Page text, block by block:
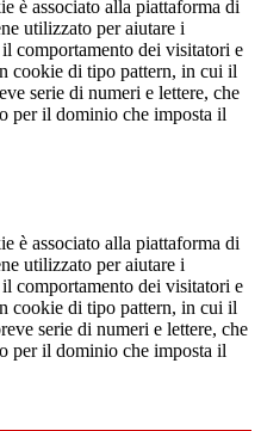
è associato alla piattaforma di
utilizzato per aiutare i
comportamento dei visitatori e
cookie di tipo pattern, in cui il
serie di numeri e lettere, che
per il dominio che imposta il
è associato alla piattaforma di
utilizzato per aiutare i
comportamento dei visitatori e
cookie di tipo pattern, in cui il
serie di numeri e lettere, che
per il dominio che imposta il